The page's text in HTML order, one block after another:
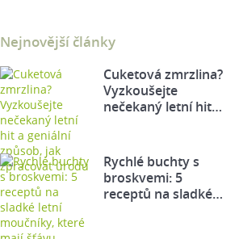
Nejnovější články
Cuketová zmrzlina?
Vyzkoušejte
nečekaný letní hit…
Rychlé buchty s
broskvemi: 5
receptů na sladké…